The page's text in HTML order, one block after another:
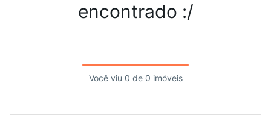
encontrado :/
Você viu 0 de 0 imóveis